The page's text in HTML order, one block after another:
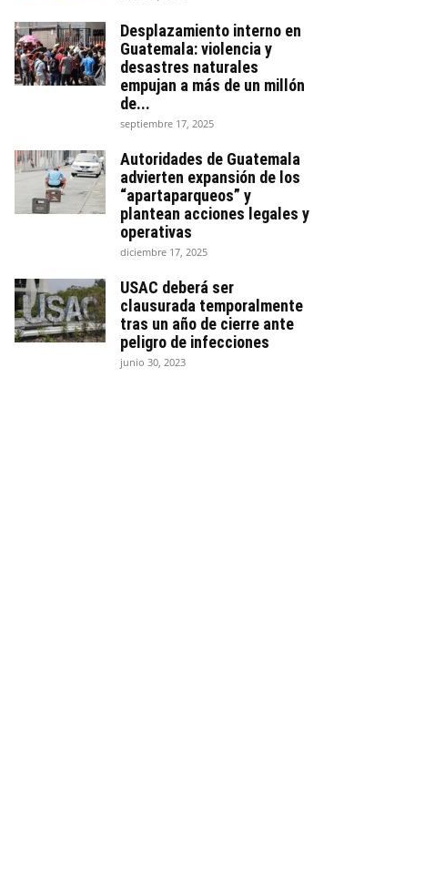
Desplazamiento interno en
Guatemala: violencia y
desastres naturales
empujan a más de un millón
de...
septiembre 17, 2025
Autoridades de Guatemala
advierten expansión de los
“apartaparqueos” y
plantean acciones legales y
operativas
diciembre 17, 2025
USAC deberá ser
clausurada temporalmente
tras un año de cierre ante
peligro de infecciones
junio 30, 2023